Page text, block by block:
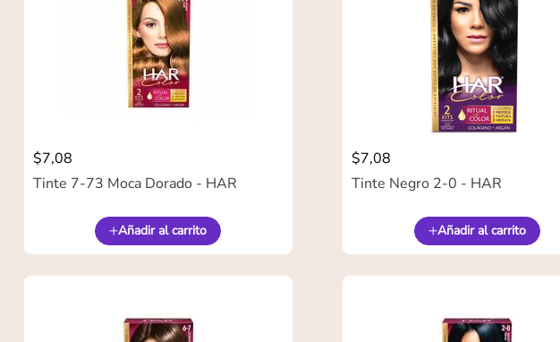
$7,08
Tinte 7-73 Moca Dorado - HAR
Añadir al carrito
$7,08
Tinte Negro 2-0 - HAR
Añadir al carrito